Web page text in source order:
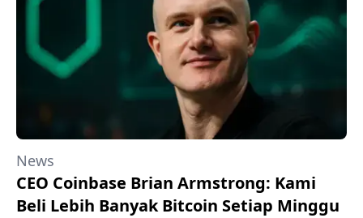
News
CEO Coinbase Brian Armstrong: Kami
Beli Lebih Banyak Bitcoin Setiap Minggu